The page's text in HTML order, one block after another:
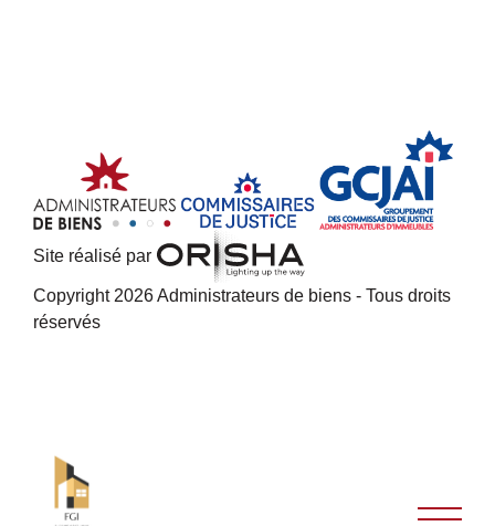
Site réalisé par
Copyright 2026 Administrateurs de biens - Tous droits
réservés